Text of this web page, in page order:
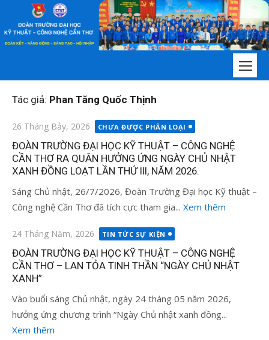
nội
Tác giả: Phan Tăng Quốc Thịnh
Đăng
vào
26 Tháng Bảy, 2026 CHƯA ĐƯỢC PHÂN LOẠI
ĐOÀN TRƯỜNG ĐẠI HỌC KỸ THUẬT – CÔNG NGHỆ
CẦN THƠ RA QUÂN HƯỞNG ỨNG NGÀY CHỦ NHẬT
XANH ĐỒNG LOẠT LẦN THỨ III, NĂM 2026.
Sáng Chủ nhật, 26/7/2026, Đoàn Trường Đại học Kỹ thuật –
Công nghệ Cần Thơ đã tích cực tham gia... Xem thêm
Đăng
vào
24 Tháng Năm, 2026 TIN TỨC SỰ KIỆN
ĐOÀN TRƯỜNG ĐẠI HỌC KỸ THUẬT – CÔNG NGHỆ
CẦN THƠ – LAN TỎA TINH THẦN “NGÀY CHỦ NHẬT
XANH”
Vào buổi sáng Chủ nhật, ngày 24 tháng 05 năm 2026,
hưởng ứng chương trình “Ngày Chủ nhật xanh đồng...
Xem thêm